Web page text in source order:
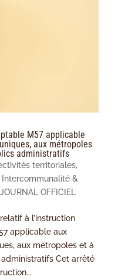
M57 applicable
aux métropoles
administratifs
territoriales,
Intercommunalité &
OFFICIEL
à l’instruction
applicable aux
aux métropoles et à
Cet arrêté